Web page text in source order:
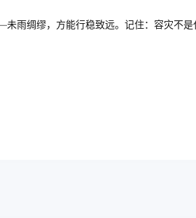
雨绸缪，方能行稳致远。记住：容灾不是